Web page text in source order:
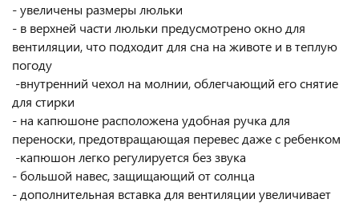
- увеличены размеры люльки
- в верхней части люльки предусмотрено окно для
вентиляции, что подходит для сна на животе и в теплую
погоду
-внутренний чехол на молнии, облегчающий его снятие
для стирки
- на капюшоне расположена удобная ручка для
переноски, предотвращающая перевес даже с ребенком
-капюшон легко регулируется без звука
- большой навес, защищающий от солнца
- дополнительная вставка для вентиляции увеличивает